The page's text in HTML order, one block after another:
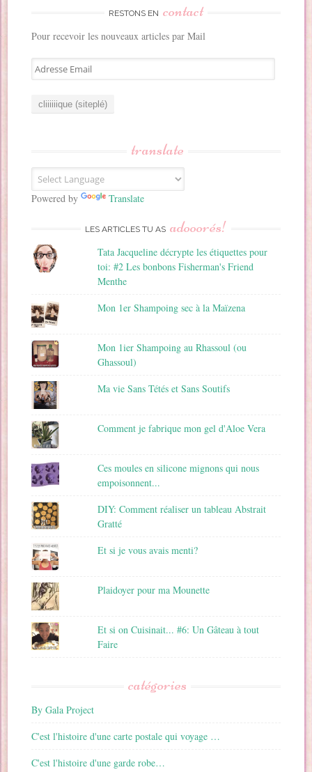
RESTONS EN contact
Pour recevoir les nouveaux articles par Mail
A
d
E
m
a
translate
Powered by Translate
LES ARTICLES TU AS adooorés!
Tata Jacqueline décrypte les étiquettes pour
toi: #2 Les bonbons Fisherman's Friend
Menthe
Mon 1er Shampoing sec à la Maïzena
Mon 1ier Shampoing au Rhassoul (ou
Ghassoul)
Ma vie Sans Tétés et Sans Soutifs
Comment je fabrique mon gel d'Aloe Vera
Ces moules en silicone mignons qui nous
empoisonnent...
DIY: Comment réaliser un tableau Abstrait
Gratté
Et si je vous avais menti?
Plaidoyer pour ma Mounette
Et si on Cuisinait... #6: Un Gâteau à tout
Faire
catégories
By Gala Project
C'est l'histoire d'une carte postale qui voyage …
C'est l'histoire d'une garde robe…